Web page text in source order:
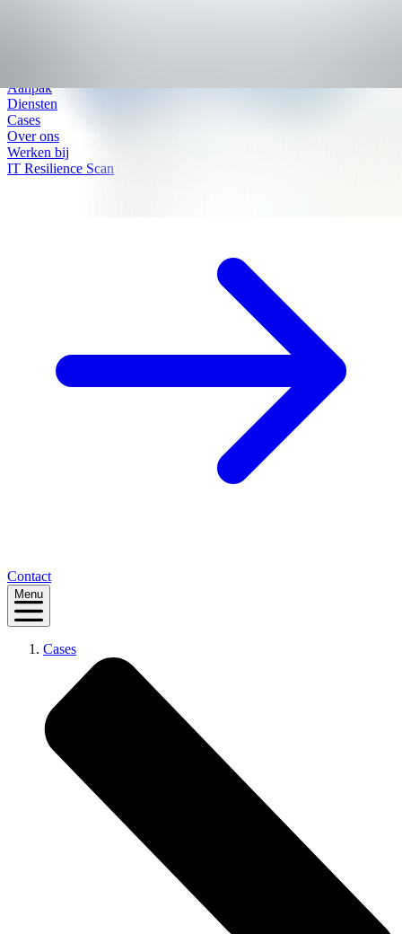
Aanpak
Diensten
Cases
Over ons
Werken bij
IT Resilience Scan
Contact
Menu
Cases